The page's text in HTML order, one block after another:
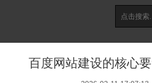
百度网站建设的核心